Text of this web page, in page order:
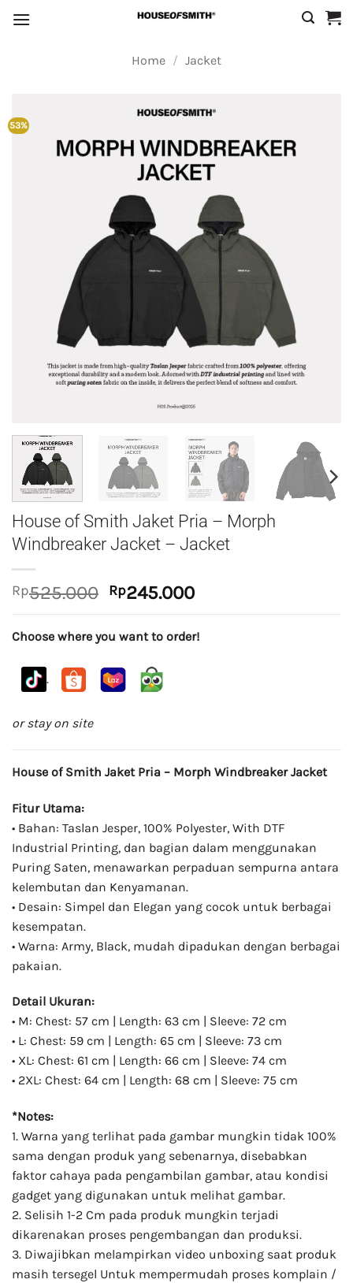
Home / Jacket
53%
House of Smith Jaket Pria – Morph
Windbreaker Jacket – Jacket
Rp525.000 Original
was:
Rp525.000.
Rp245.000Current
is:
Choose where you want to order!
.
or stay on site
House of Smith Jaket Pria – Morph Windbreaker Jacket
Fitur Utama:
• Bahan: Taslan Jesper, 100% Polyester, With DTF
Industrial Printing, dan bagian dalam menggunakan
Puring Saten, menawarkan perpaduan sempurna antara
kelembutan dan Kenyamanan.
• Desain: Simpel dan Elegan yang cocok untuk berbagai
kesempatan.
• Warna: Army, Black, mudah dipadukan dengan berbagai
pakaian.
Detail Ukuran:
• M: Chest: 57 cm | Length: 63 cm | Sleeve: 72 cm
• L: Chest: 59 cm | Length: 65 cm | Sleeve: 73 cm
• XL: Chest: 61 cm | Length: 66 cm | Sleeve: 74 cm
• 2XL: Chest: 64 cm | Length: 68 cm | Sleeve: 75 cm
*Notes:
1. Warna yang terlihat pada gambar mungkin tidak 100%
sama dengan produk yang sebenarnya, disebabkan
faktor cahaya pada pengambilan gambar, atau kondisi
gadget yang digunakan untuk melihat gambar.
2. Selisih 1-2 Cm pada produk mungkin terjadi
dikarenakan proses pengembangan dan produksi.
3. Diwajibkan melampirkan video unboxing saat produk
masih tersegel Untuk mempermudah proses komplain /